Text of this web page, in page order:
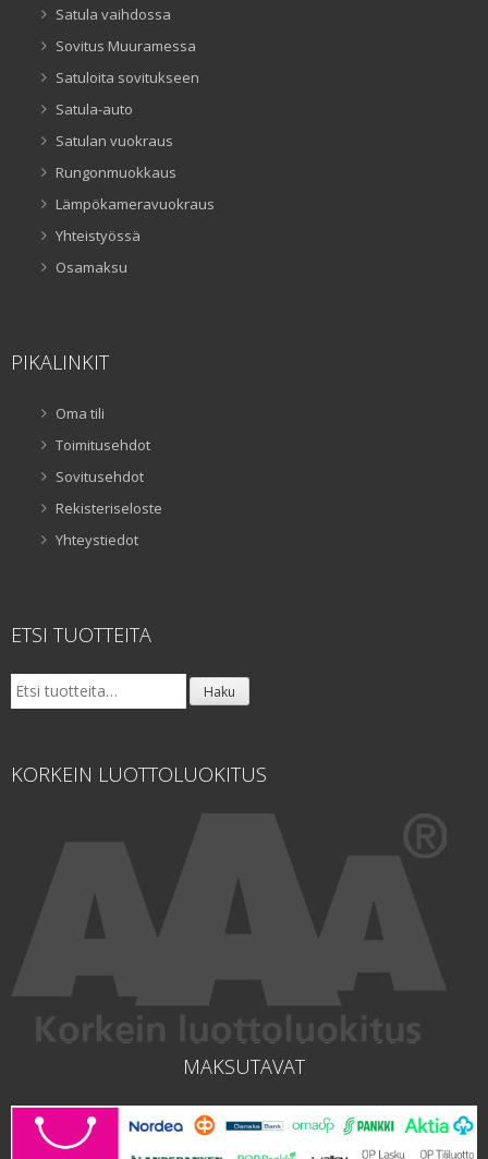
Satula vaihdossa
Sovitus Muuramessa
Satuloita sovitukseen
Satula-auto
Satulan vuokraus
Rungonmuokkaus
Lämpökameravuokraus
Yhteistyössä
Osamaksu
PIKALINKIT
Oma tili
Toimitusehdot
Sovitusehdot
Rekisteriseloste
Yhteystiedot
ETSI TUOTTEITA
Etsi: Haku
KORKEIN LUOTTOLUOKITUS
MAKSUTAVAT